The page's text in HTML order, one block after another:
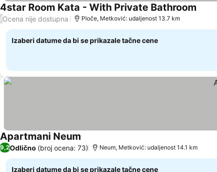
4star Room Kata - With Private Bathroom
/Ocena nije dostupna Ploče, Metković: udaljenost 13.7 km
Izaberi datume da bi se prikazale tačne cene
Apartmani Neum Pogledaj cene
9,2Odlično (broj ocena: 73) Neum, Metković: udaljenost 14.1 km
Izaberi datume da bi se prikazale tačne cene